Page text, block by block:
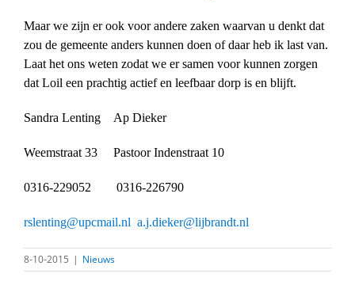
Maar we zijn er ook voor andere zaken waarvan u denkt dat
zou de gemeente anders kunnen doen of daar heb ik last van.
Laat het ons weten zodat we er samen voor kunnen zorgen
dat Loil een prachtig actief en leefbaar dorp is en blijft.
Sandra Lenting Ap Dieker
Weemstraat 33 Pastoor Indenstraat 10
0316-229052 0316-226790
rslenting@upcmail.nl a.j.dieker@lijbrandt.nl
8-10-2015 | Nieuws